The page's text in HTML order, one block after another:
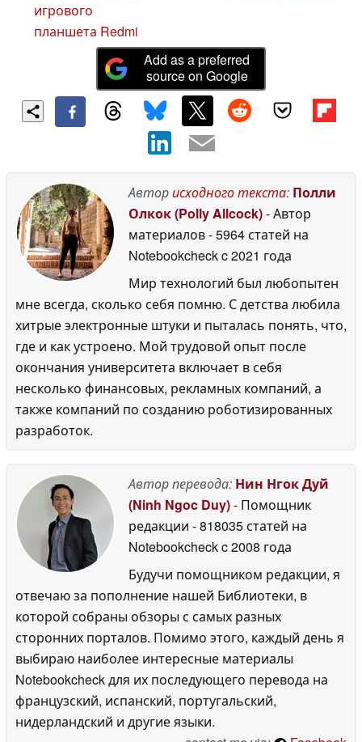
игрового
планшета Redmi
Add as a preferred
source on Google
Авторисходного текста: Полли
Олкок (Polly Allcock)- Автор
материалов- 5964 статей на
Notebookcheckc 2021 года
Мир технологий был любопытен
мне всегда, сколько себя помню. С детства любила
хитрые электронные штуки и пыталась понять, что,
где и как устроено. Мой трудовой опыт после
окончания университета включает в себя
несколько финансовых, рекламных компаний, а
также компаний по созданию роботизированных
разработок.
Автор перевода: Нин Нгок Дуй
(Ninh Ngoc Duy)- Помощник
редакции - 818035 статей на
Notebookcheckc 2008 года
Будучи помощником редакции, я
отвечаю за пополнение нашей Библиотеки, в
которой собраны обзоры с самых разных
сторонних порталов. Помимо этого, каждый день я
выбираю наиболее интересные материалы
Notebookcheck для их последующего перевода на
французский, испанский, португальский,
нидерландский и другие языки.